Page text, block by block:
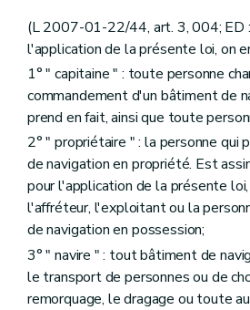
(L 2007-01-22/44, art. 3, 004;
l'application de la présente loi, on
1° " capitaine " : toute personne
commandement d'un bâtiment de
prend en fait, ainsi que toute
2° " propriétaire " : la personne qui
de navigation en propriété. Est
pour l'application de la présente
l'affréteur, l'exploitant ou la
de navigation en possession;
3° " navire " : tout bâtiment de
le transport de personnes ou de
remorquage, le dragage ou toute